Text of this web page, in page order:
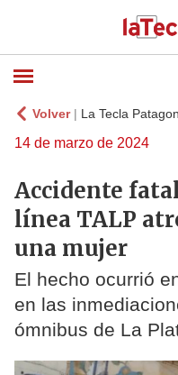
Volver| La Tecla
14 de marzo de 2024
Accidente
línea TALP
una mujer
El hecho ocurrió
en las
ómnibus de La